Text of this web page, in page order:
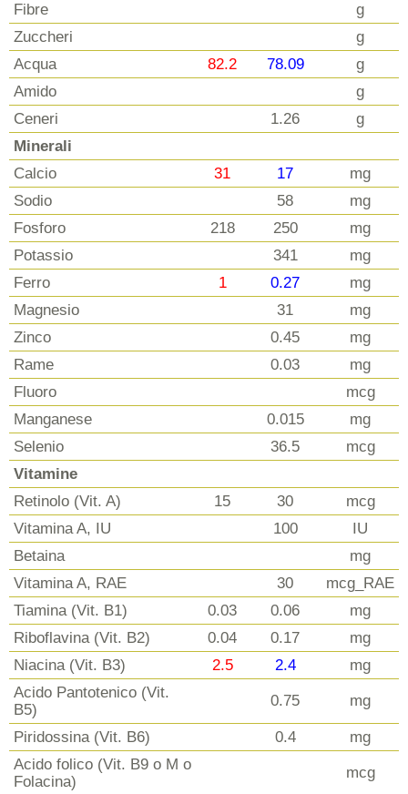
Fibre
g
Zuccheri
g
Acqua
82.2 78.09
g
Amido
g
Ceneri
1.26
g
Minerali
Calcio
31 17
mg
Sodio
58
mg
Fosforo
218 250
mg
Potassio
341
mg
Ferro
1 0.27
mg
Magnesio
31
mg
Zinco
0.45
mg
Rame
0.03
mg
Fluoro
mcg
Manganese
0.015
mg
Selenio
36.5
mcg
Vitamine
Retinolo (Vit. A)
15 30
mcg
Vitamina A, IU
100
IU
Betaina
mg
Vitamina A, RAE
30
mcg_RAE
Tiamina (Vit. B1)
0.03 0.06
mg
Riboflavina (Vit. B2)
0.04 0.17
mg
Niacina (Vit. B3)
2.5 2.4
mg
Acido Pantotenico (Vit.
B5)
0.75 mg
Piridossina (Vit. B6) 0.4
mg
Acido folico (Vit. B9 o M o
Folacina)
mcg